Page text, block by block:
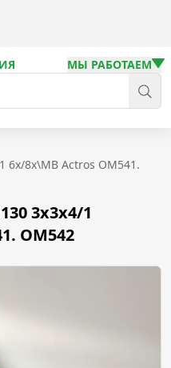
МЫ РАБОТАЕМ
6x/8x\MB Actros OM541.
3x3x4/1
OM542